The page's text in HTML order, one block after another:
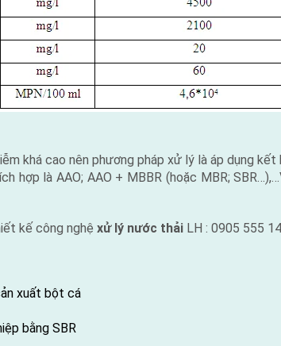
khá cao nên phương pháp xử lý là áp dụng
hợp là AAO; AAO + MBBR (hoặc MBR;
kế công nghệ xử lý nước thải LH : 0905 555
xuất bột cá
bằng SBR